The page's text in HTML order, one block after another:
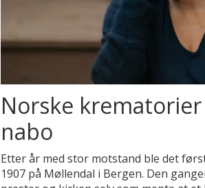
Norske
nabo
Etter år med stor motstand ble det
1907 på Møllendal i Bergen. Den